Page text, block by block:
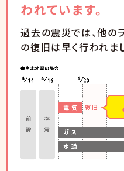
われています。
過去の震災では、他の
の復旧は早く行われま